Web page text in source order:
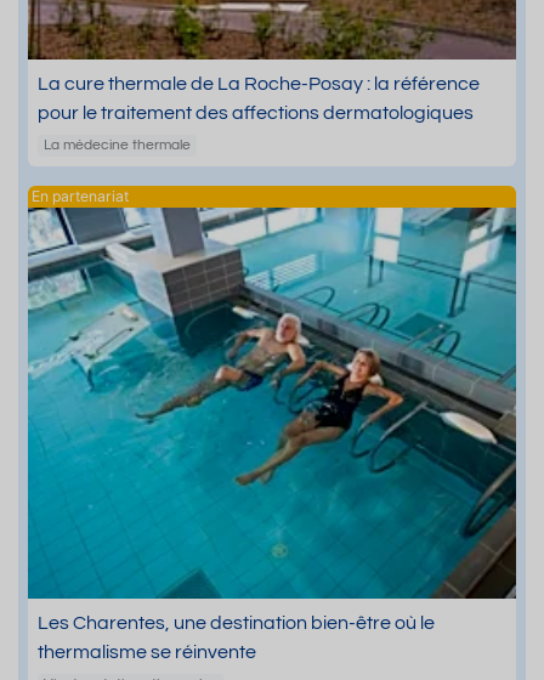
La cure thermale de La Roche-Posay : la référence
pour le traitement des affections dermatologiques
La médecine thermale
Les Charentes, une destination bien-être où le
thermalisme se réinvente